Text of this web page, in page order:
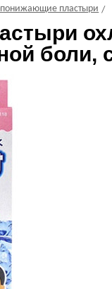
пластыри
боли,